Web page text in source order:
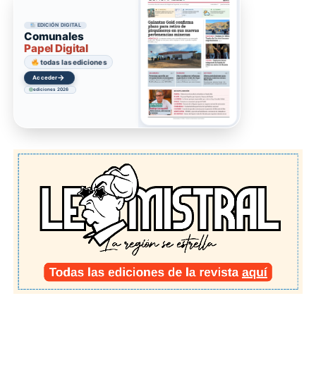
EDICIÓN DIGITAL
Comunales
Papel Digital
todas las ediciones
Acceder→
ediciones 2026